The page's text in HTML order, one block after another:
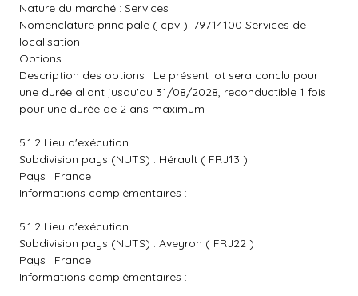
Nature du marché : Services
Nomenclature principale ( cpv ): 79714100 Services de
localisation
Options :
Description des options : Le présent lot sera conclu pour
une durée allant jusqu'au 31/08/2028, reconductible 1 fois
pour une durée de 2 ans maximum
5.1.2 Lieu d'exécution
Subdivision pays (NUTS) : Hérault ( FRJ13 )
Pays : France
Informations complémentaires :
5.1.2 Lieu d'exécution
Subdivision pays (NUTS) : Aveyron ( FRJ22 )
Pays : France
Informations complémentaires :